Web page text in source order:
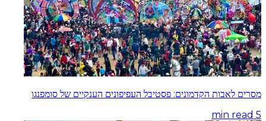
מסרים לאבות הקדמונים: פסטיבל העפיפונים הענקיים של סומפנגו
5